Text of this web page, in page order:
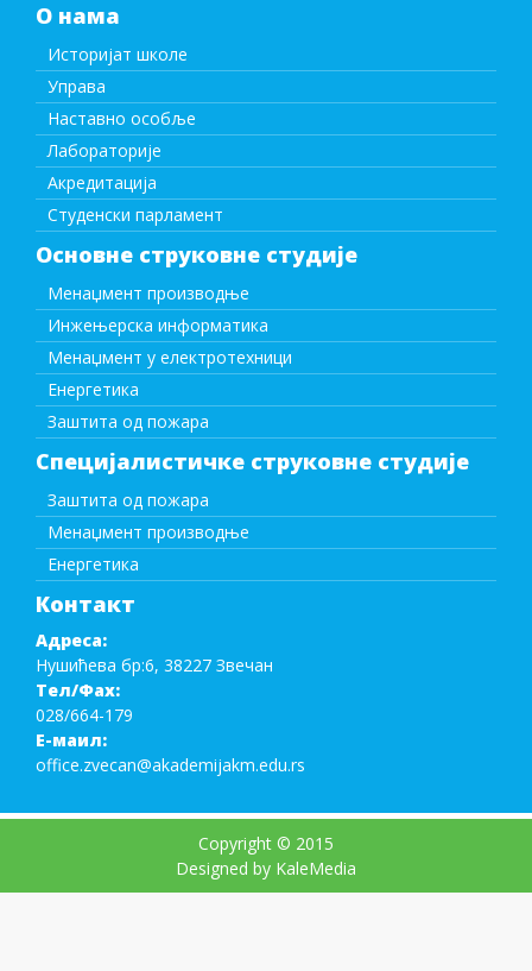
О нама
Историјат школе
Управа
Наставно особље
Лабораторије
Акредитација
Студенски парламент
Основне струковне студије
Менаџмент производње
Инжењерска информатика
Менаџмент у електротехници
Енергетика
Заштита од пожара
Специјалистичке струковне студије
Заштита од пожара
Менаџмент производње
Енергетика
Контакт
Адреса:
Нушићева бр:6, 38227 Звечан
Тел/Фаx:
028/664-179
Е-маил:
office.zvecan@akademijakm.edu.rs
Copyright © 2015
Designed by KaleMedia